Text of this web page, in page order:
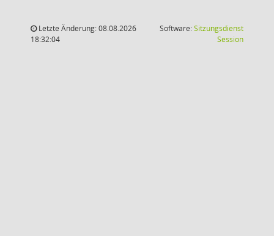
Letzte Änderung: 08.08.2026
18:32:04
Software:Sitzungsdienst
Session(Wird in